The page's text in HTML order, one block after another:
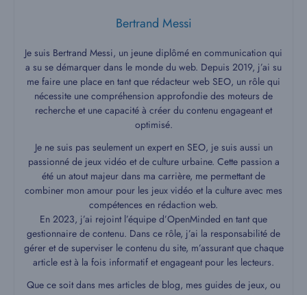
Bertrand Messi
Je suis Bertrand Messi, un jeune diplômé en communication qui
a su se démarquer dans le monde du web. Depuis 2019, j’ai su
me faire une place en tant que rédacteur web SEO, un rôle qui
nécessite une compréhension approfondie des moteurs de
recherche et une capacité à créer du contenu engageant et
optimisé.
Je ne suis pas seulement un expert en SEO, je suis aussi un
passionné de jeux vidéo et de culture urbaine. Cette passion a
été un atout majeur dans ma carrière, me permettant de
combiner mon amour pour les jeux vidéo et la culture avec mes
compétences en rédaction web.
En 2023, j’ai rejoint l’équipe d’OpenMinded en tant que
gestionnaire de contenu. Dans ce rôle, j’ai la responsabilité de
gérer et de superviser le contenu du site, m’assurant que chaque
article est à la fois informatif et engageant pour les lecteurs.
Que ce soit dans mes articles de blog, mes guides de jeux, ou